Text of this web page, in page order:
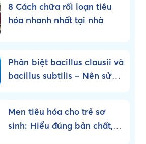
8 Cách chữa rối loạn tiêu
hóa nhanh nhất tại nhà
Phân biệt bacillus clausii và
bacillus subtilis – Nên sử
Men tiêu hóa cho trẻ sơ
sinh: Hiểu đúng bản chất,